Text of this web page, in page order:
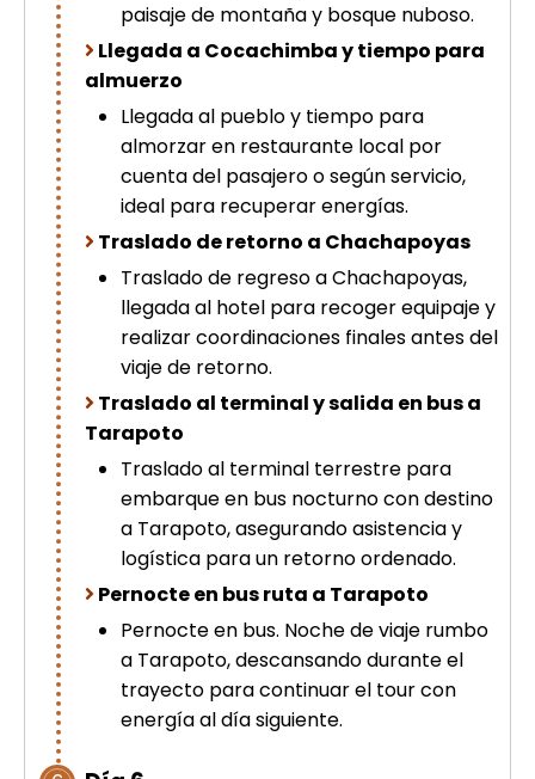
paisaje de montaña y bosque nuboso.
Llegada a Cocachimba y tiempo para
almuerzo
Llegada al pueblo y tiempo para
almorzar en restaurante local por
cuenta del pasajero o según servicio,
ideal para recuperar energías.
Traslado de retorno a Chachapoyas
Traslado de regreso a Chachapoyas,
llegada al hotel para recoger equipaje y
realizar coordinaciones finales antes del
viaje de retorno.
Traslado al terminal y salida en bus a
Tarapoto
Traslado al terminal terrestre para
embarque en bus nocturno con destino
a Tarapoto, asegurando asistencia y
logística para un retorno ordenado.
Pernocte en bus ruta a Tarapoto
Pernocte en bus. Noche de viaje rumbo
a Tarapoto, descansando durante el
trayecto para continuar el tour con
energía al día siguiente.